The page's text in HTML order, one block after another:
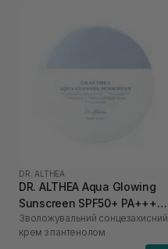
DR. ALTHEA
DR. ALTHEA Aqua Glowing
Sunscreen SPF50+ PA++++
45 мл
Зволожувальний сонцезахисний
крем з пантенолом